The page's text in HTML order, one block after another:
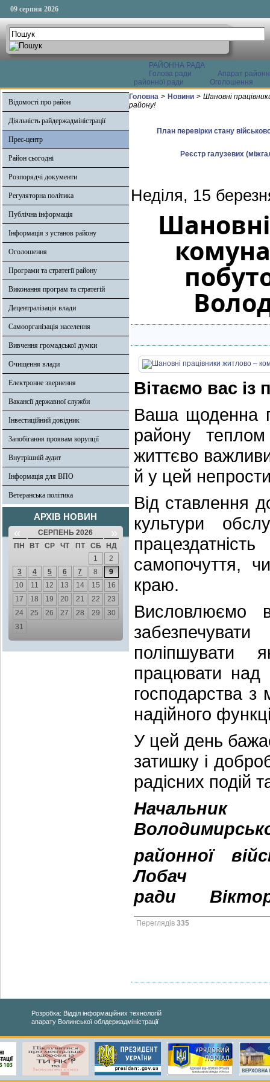
09 серпня 2026
РАЙОННА РАДА
Голова ради
Апарат
районної ради
Оголошення
Відомості про район
Діяльність райдержадміністрації
Прес-центр
Район сьогодні
Розпорядчі документи
Регуляторна політика
Публічна інформація
Інформація з установ району
Оголошення
Програми та стратегії району
Виконання програм та стратегій
Децентралізація влади
Самоорганізація населення
Вивчення громадської думки
Очищення влади
Електронне звернення
Вакансії державної служби
Інвестиційний довідник
Запобігання проявам корупції
Внутрішній аудит
Інформація для ВПО
Ветеранська політика
АРХІВ НОВИН
« СЕРПЕНЬ 2026 »
ПН ВТ СР ЧТ ПТ СБ
НД
1
2
3
4 5 6 7 8
9
10
11 12 13 14 15
16
17
18 19 20 21 22
23
24
25 26 27 28 29
30
31
Головна > Новини > Шановні
району!
План перевірки стану
Реєстр галузевих
Неділя, 15
Вітаємо вас
Ваша щоденна
району
життєво
й у цей
Від ставлення
культури
самопочуття,
краю.
Висловлюємо
поліпшувати
працювати над
господарства з
надійного
У цей день
затишку і
радісних подій
Начальник
районної
Лобач
ради
Переглядів 335
Розробка: Відділ інформаційних технологій
апарату Волинської облдержадміністрації